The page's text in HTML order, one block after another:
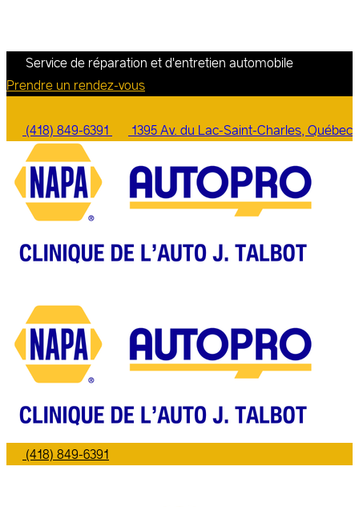
Service de réparation et d'entretien automobile
Prendre un rendez-vous
(418) 849-6391 1395 Av. du Lac-Saint-Charles, Québec
(418) 849-6391